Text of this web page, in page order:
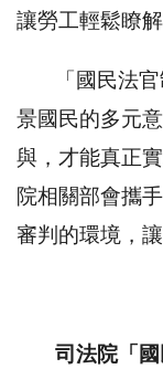
讓勞工輕鬆瞭
「國民法官
景國民的多元
與，才能真正
院相關部會攜
審判的環境，
司法院「